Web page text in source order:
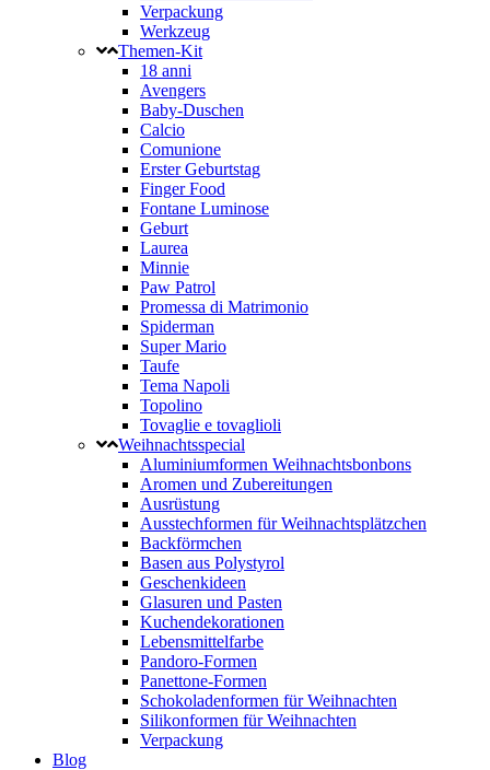
Verpackung
Werkzeug
Themen-Kit
18 anni
Avengers
Baby-Duschen
Calcio
Comunione
Erster Geburtstag
Finger Food
Fontane Luminose
Geburt
Laurea
Minnie
Paw Patrol
Promessa di Matrimonio
Spiderman
Super Mario
Taufe
Tema Napoli
Topolino
Tovaglie e tovaglioli
Weihnachtsspecial
Aluminiumformen Weihnachtsbonbons
Aromen und Zubereitungen
Ausrüstung
Ausstechformen für Weihnachtsplätzchen
Backförmchen
Basen aus Polystyrol
Geschenkideen
Glasuren und Pasten
Kuchendekorationen
Lebensmittelfarbe
Pandoro-Formen
Panettone-Formen
Schokoladenformen für Weihnachten
Silikonformen für Weihnachten
Verpackung
Blog